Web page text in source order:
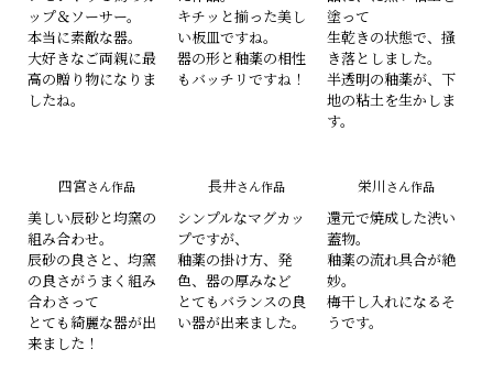
ップ＆ソーサー。
本当に素敵な器。
大好きなご両親に最
高の贈り物になりま
したね。
キチッと揃った美し
い板皿ですね。
器の形と釉薬の相性
もバッチリですね！
塗って
生乾きの状態で、掻
き落としました。
半透明の釉薬が、下
地の粘土を生かしま
す。
四宮さん作品
美しい辰砂と均窯の
組み合わせ。
辰砂の良さと、均窯
の良さがうまく組み
合わさって
とても綺麗な器が出
来ました！
長井さん作品
シンプルなマグカッ
プですが、
釉薬の掛け方、発
色、器の厚みなど
とてもバランスの良
い器が出来ました。
栄川さん作品
還元で焼成した渋い
蓋物。
釉薬の流れ具合が絶
妙。
梅干し入れになるそ
うです。